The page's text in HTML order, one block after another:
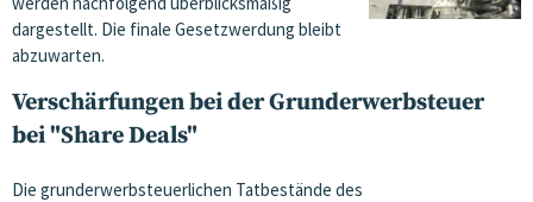
dargestellt. Die finale Gesetzwerdung bleibt
abzuwarten.
Verschärfungen bei der Grunderwerbsteuer
bei "Share Deals"
Die grunderwerbsteuerlichen Tatbestände des